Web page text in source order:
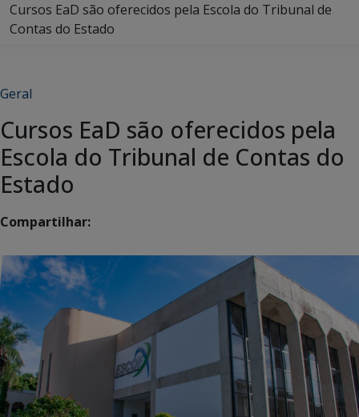
Cursos EaD são oferecidos pela Escola do Tribunal de
Contas do Estado
Geral
Cursos EaD são oferecidos pela
Escola do Tribunal de Contas do
Estado
Compartilhar: